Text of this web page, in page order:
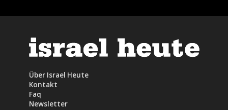
Über Israel Heute
Kontakt
Faq
Newsletter